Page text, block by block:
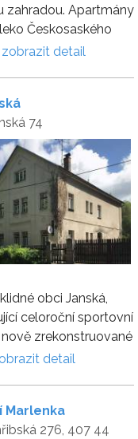
zahradou. Apartmány
Českosaského
zobrazit detail
74
obci Janská,
celoroční sportovní
zrekonstruované
detail
Marlenka
276, 407 44